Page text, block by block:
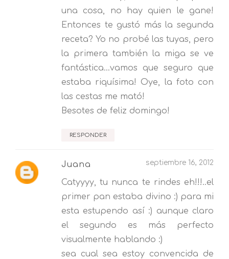
una cosa, no hay quien le gane!
Entonces te gustó más la segunda
receta? Yo no probé las tuyas, pero
la primera también la miga se ve
fantástica...vamos que seguro que
estaba riquísima! Oye, la foto con
las cestas me mató!
Besotes de feliz domingo!
RESPONDER
Juana septiembre 16, 2012
Catyyyy, tu nunca te rindes eh!!!..el
primer pan estaba divino :) para mi
esta estupendo así :) aunque claro
el segundo es más perfecto
visualmente hablando :)
sea cual sea estoy convencida de